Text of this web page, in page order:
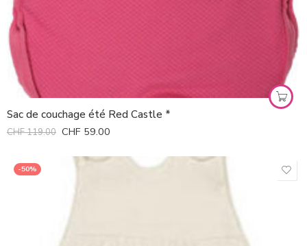
Sac de couchage été Red Castle *
CHF119.00 CHF 59.00
-50%